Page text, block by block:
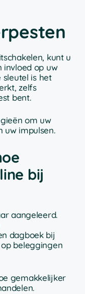
kunt u
invloed op uw
sleutel is het
zelfs
bent.
om uw
uw impulsen.
bij
aangeleerd.
dagboek bij
beleggingen
gemakkelijker